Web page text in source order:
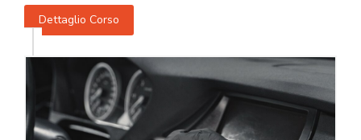
Dettaglio Corso